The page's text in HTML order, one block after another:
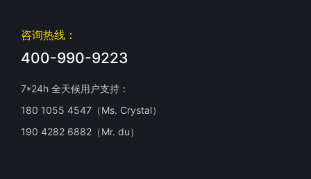
咨询热线：
400-990-9223
7*24h 全天候用户支持：
180 1055 4547（Ms. Crystal）
190 4282 6882（Mr. du）